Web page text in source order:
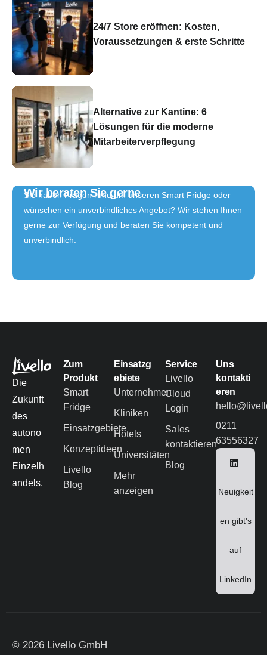
24/7 Store eröffnen: Kosten,
Voraussetzungen & erste Schritte
Alternative zur Kantine: 6
Lösungen für die moderne
Mitarbeiterverpflegung
Wir beraten Sie gerne
Sie haben Fragen rund um unseren Smart Fridge oder
wünschen ein unverbindliches Angebot? Wir stehen Ihnen
gerne zur Verfügung und beraten Sie kompetent und
unverbindlich.
Die
Zukunft
des
autono
men
Einzelh
andels.
Zum
Produkt
Smart
Fridge
Einsatzgebiete
Konzeptideen
Livello
Blog
Einsatzg
ebiete
Unternehmen
Kliniken
Hotels
Universitäten
Mehr
anzeigen
Service
Livello
Cloud
Login
Sales
kontaktieren
Blog
Uns
kontakti
eren
0211
63556327
Neuigkeit
en gibt's
auf
LinkedIn
© 2026 Livello GmbH